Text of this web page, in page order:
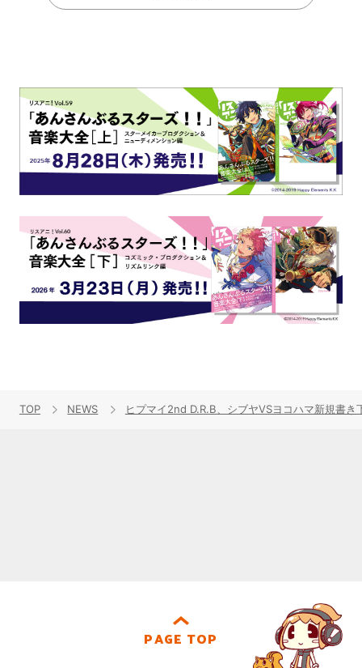
TOP NEWS ヒプマイ2nd D.R.B、シブヤVSヨコハマ新規書
PAGE TOP